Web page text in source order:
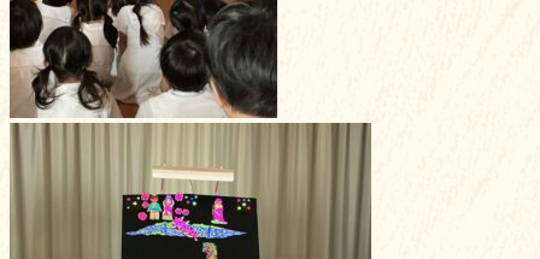
関町白百合幼稚園
〒177-0051 東京都練馬区
関町北４丁目１６−５０